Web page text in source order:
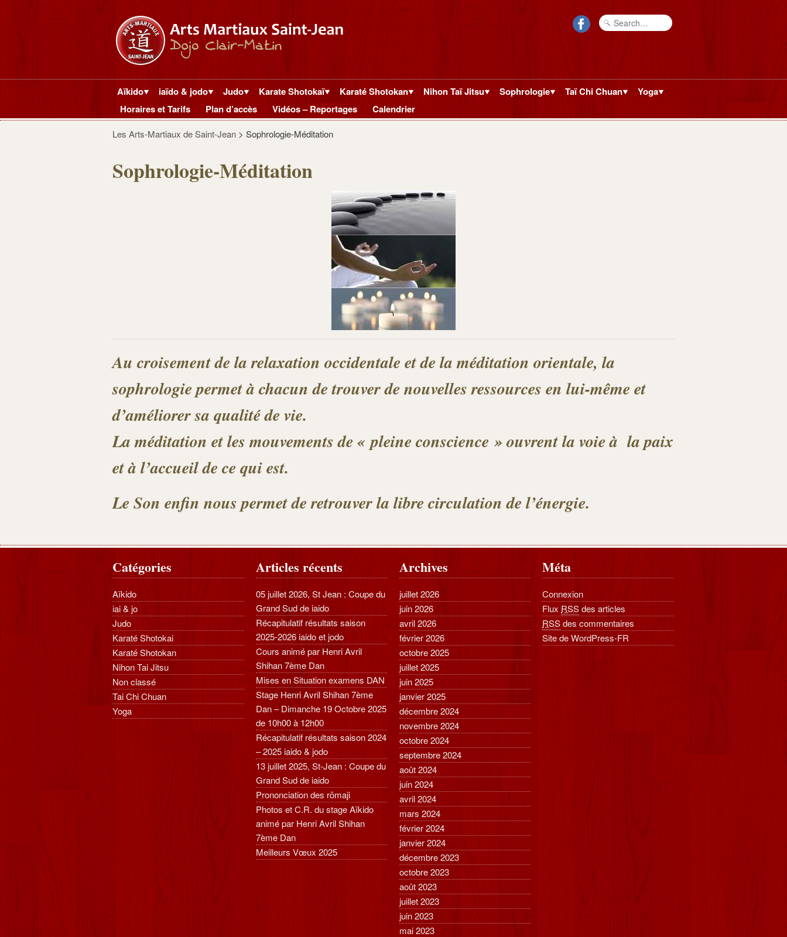
Aïkido iaïdo & jodo Judo Karate Shotokaï Karaté Shotokan Nihon Taï Jitsu Sophrologie Taï Chi Chuan
Yoga
Horaires et Tarifs
Plan d’accès Vidéos – Reportages Calendrier
Les Arts-Martiaux de Saint-Jean > Sophrologie-Méditation
Sophrologie-Méditation
Au croisement de la relaxation occidentale et de la méditation orientale, la
sophrologie permet à chacun de trouver de nouvelles ressources en lui-même et
d’améliorer sa qualité de vie.
La méditation et les mouvements de « pleine conscience » ouvrent la voie à la paix
et à l’accueil de ce qui est.
Le Son enfin nous permet de retrouver la libre circulation de l’énergie.
Catégories
Aïkido
iai & jo
Judo
Karaté Shotokai
Karaté Shotokan
Nihon Tai Jitsu
Non classé
Tai Chi Chuan
Yoga
Articles récents
05 juillet 2026, St Jean : Coupe du
Grand Sud de iaido
Récapitulatif résultats saison
2025-2026 iaido et jodo
Cours animé par Henri Avril
Shihan 7ème Dan
Mises en Situation examens DAN
Stage Henri Avril Shihan 7ème
Dan – Dimanche 19 Octobre 2025
de 10h00 à 12h00
Récapitulatif résultats saison 2024
– 2025 iaido & jodo
13 juillet 2025, St-Jean : Coupe du
Grand Sud de iaido
Prononciation des rōmaji
Photos et C.R. du stage Aïkido
animé par Henri Avril Shihan
7ème Dan
Meilleurs Vœux 2025
Archives
juillet 2026
juin 2026
avril 2026
février 2026
octobre 2025
juillet 2025
juin 2025
janvier 2025
décembre 2024
novembre 2024
octobre 2024
septembre 2024
août 2024
juin 2024
avril 2024
mars 2024
février 2024
janvier 2024
décembre 2023
octobre 2023
août 2023
juillet 2023
juin 2023
mai 2023
Méta
Connexion
Flux RSSdes articles
RSSdes commentaires
Site de WordPress-FR